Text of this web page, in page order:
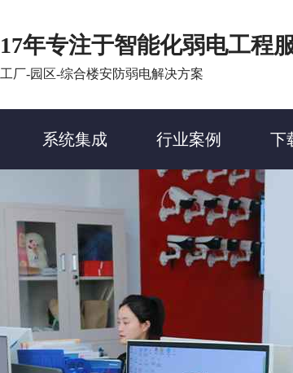
17年专注于智能化弱电工程
工厂-园区-综合楼安防弱电解决方案
系统集成 行业案例 下